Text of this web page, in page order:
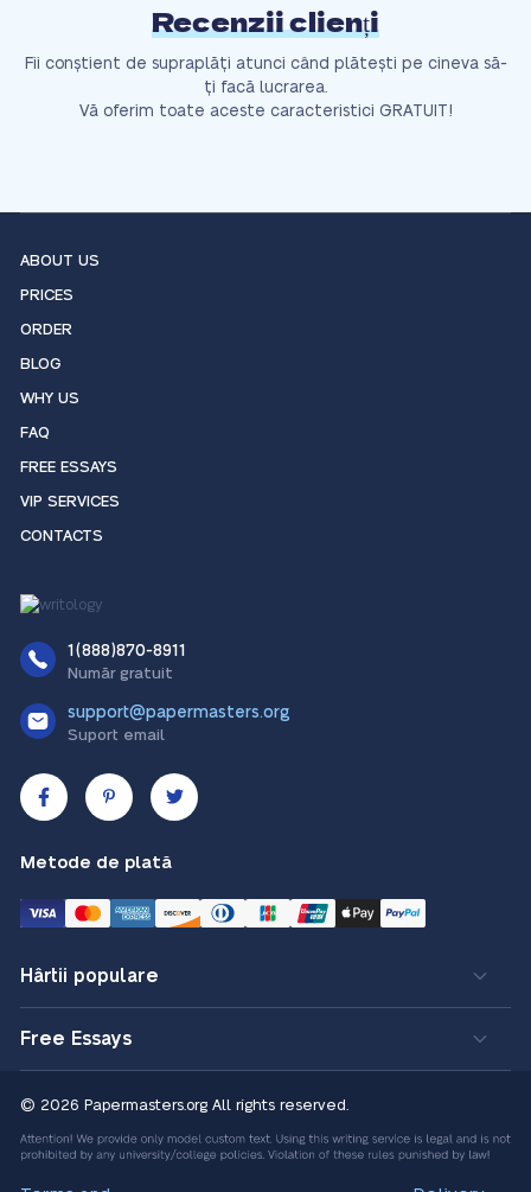
Recenzii clienți
Fii conștient de supraplăți atunci când plătești pe cineva să-
ți facă lucrarea.
Vă oferim toate aceste caracteristici GRATUIT!
ABOUT US
PRICES
ORDER
BLOG
WHY US
FAQ
FREE ESSAYS
VIP SERVICES
CONTACTS
1(888)870-8911
Număr gratuit
support@papermasters.org
Suport email
Metode de plată
Hârtii populare
Free Essays
© 2026 Papermasters.org All rights reserved.